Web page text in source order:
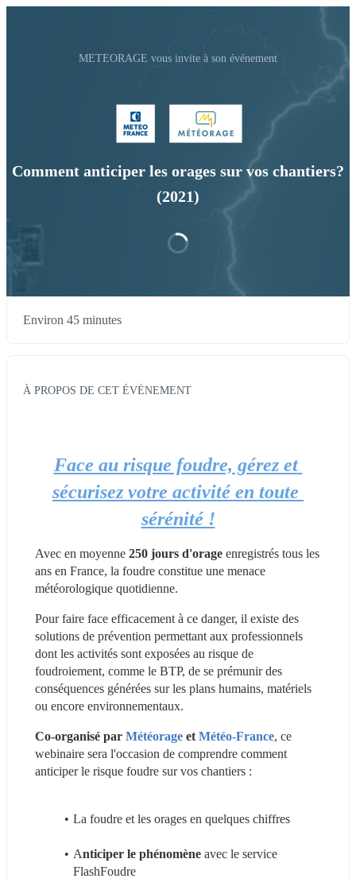
METEORAGE vous invite à son événement
Comment anticiper les orages sur vos chantiers?
(2021)
Environ 45 minutes
À PROPOS DE CET ÉVÉNEMENT
Face au risque foudre, gérez et
sécurisez votre activité en toute
sérénité !
Avec en moyenne 250 jours d'orage enregistrés tous les
ans en France, la foudre constitue une menace
météorologique quotidienne.
Pour faire face efficacement à ce danger, il existe des
solutions de prévention permettant aux professionnels
dont les activités sont exposées au risque de
foudroiement, comme le BTP, de se prémunir des
conséquences générées sur les plans humains, matériels
ou encore environnementaux.
Co-organisé par Météorage et Météo-France, ce
webinaire sera l'occasion de comprendre comment
anticiper le risque foudre sur vos chantiers :
La foudre et les orages en quelques chiffres
Anticiper le phénomène avec le service
FlashFoudre